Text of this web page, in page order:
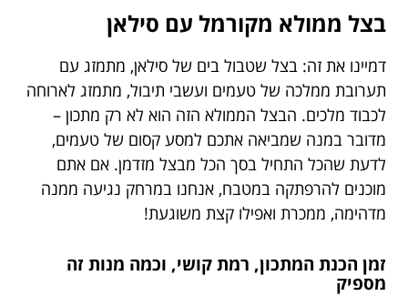
בצל ממולא מקורמל עם סילאן
דמיינו את זה: בצל שטבול בים של סילאן, מתמזג עם
תערובת ממלכה של טעמים ועשבי תיבול, מתמזג לארוחה
לכבוד מלכים. הבצל הממולא הזה הוא לא רק מתכון –
מדובר במנה שמביאה אתכם למסע קסום של טעמים,
לדעת שהכל התחיל בסך הכל מבצל מזדמן. אם אתם
מוכנים להרפתקה במטבח, אנחנו במרחק נגיעה ממנה
מדהימה, ממכרת ואפילו קצת משוגעת!
זמן הכנת המתכון, רמת קושי, וכמה מנות זה
מספיק